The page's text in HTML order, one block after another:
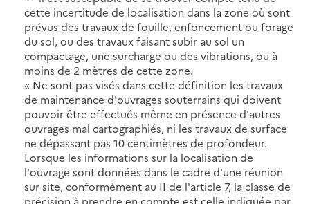
cette incertitude de localisation dans la zone où sont
prévus des travaux de fouille, enfoncement ou forage
du sol, ou des travaux faisant subir au sol un
compactage, une surcharge ou des vibrations, ou à
moins de 2 mètres de cette zone.
« Ne sont pas visés dans cette définition les travaux
de maintenance d'ouvrages souterrains qui doivent
pouvoir être effectués même en présence d'autres
ouvrages mal cartographiés, ni les travaux de surface
ne dépassant pas 10 centimètres de profondeur.
Lorsque les informations sur la localisation de
l'ouvrage sont données dans le cadre d'une réunion
sur site, conformément au II de l'article 7, la classe de
précision à prendre en compte est celle indiquée par